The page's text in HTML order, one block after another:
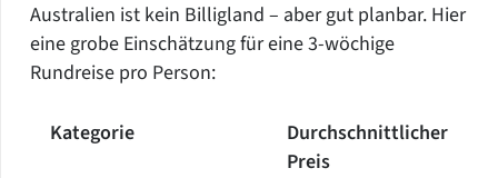
Australien ist kein Billigland – aber gut planbar. Hier
eine grobe Einschätzung für eine 3-wöchige
Rundreise pro Person:
Kategorie
Durchschnittlicher
Preis